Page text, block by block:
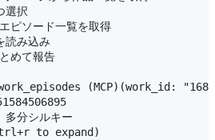
選択
ピソード一覧を取得
読み込み
めて報告
(MCP)(work_id:
分シルキー
to expand)